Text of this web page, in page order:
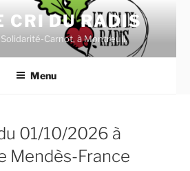
CRI DU RADIS
Carnot, à Montreuil.
Menu
01/10/2026 à
Mendès-France